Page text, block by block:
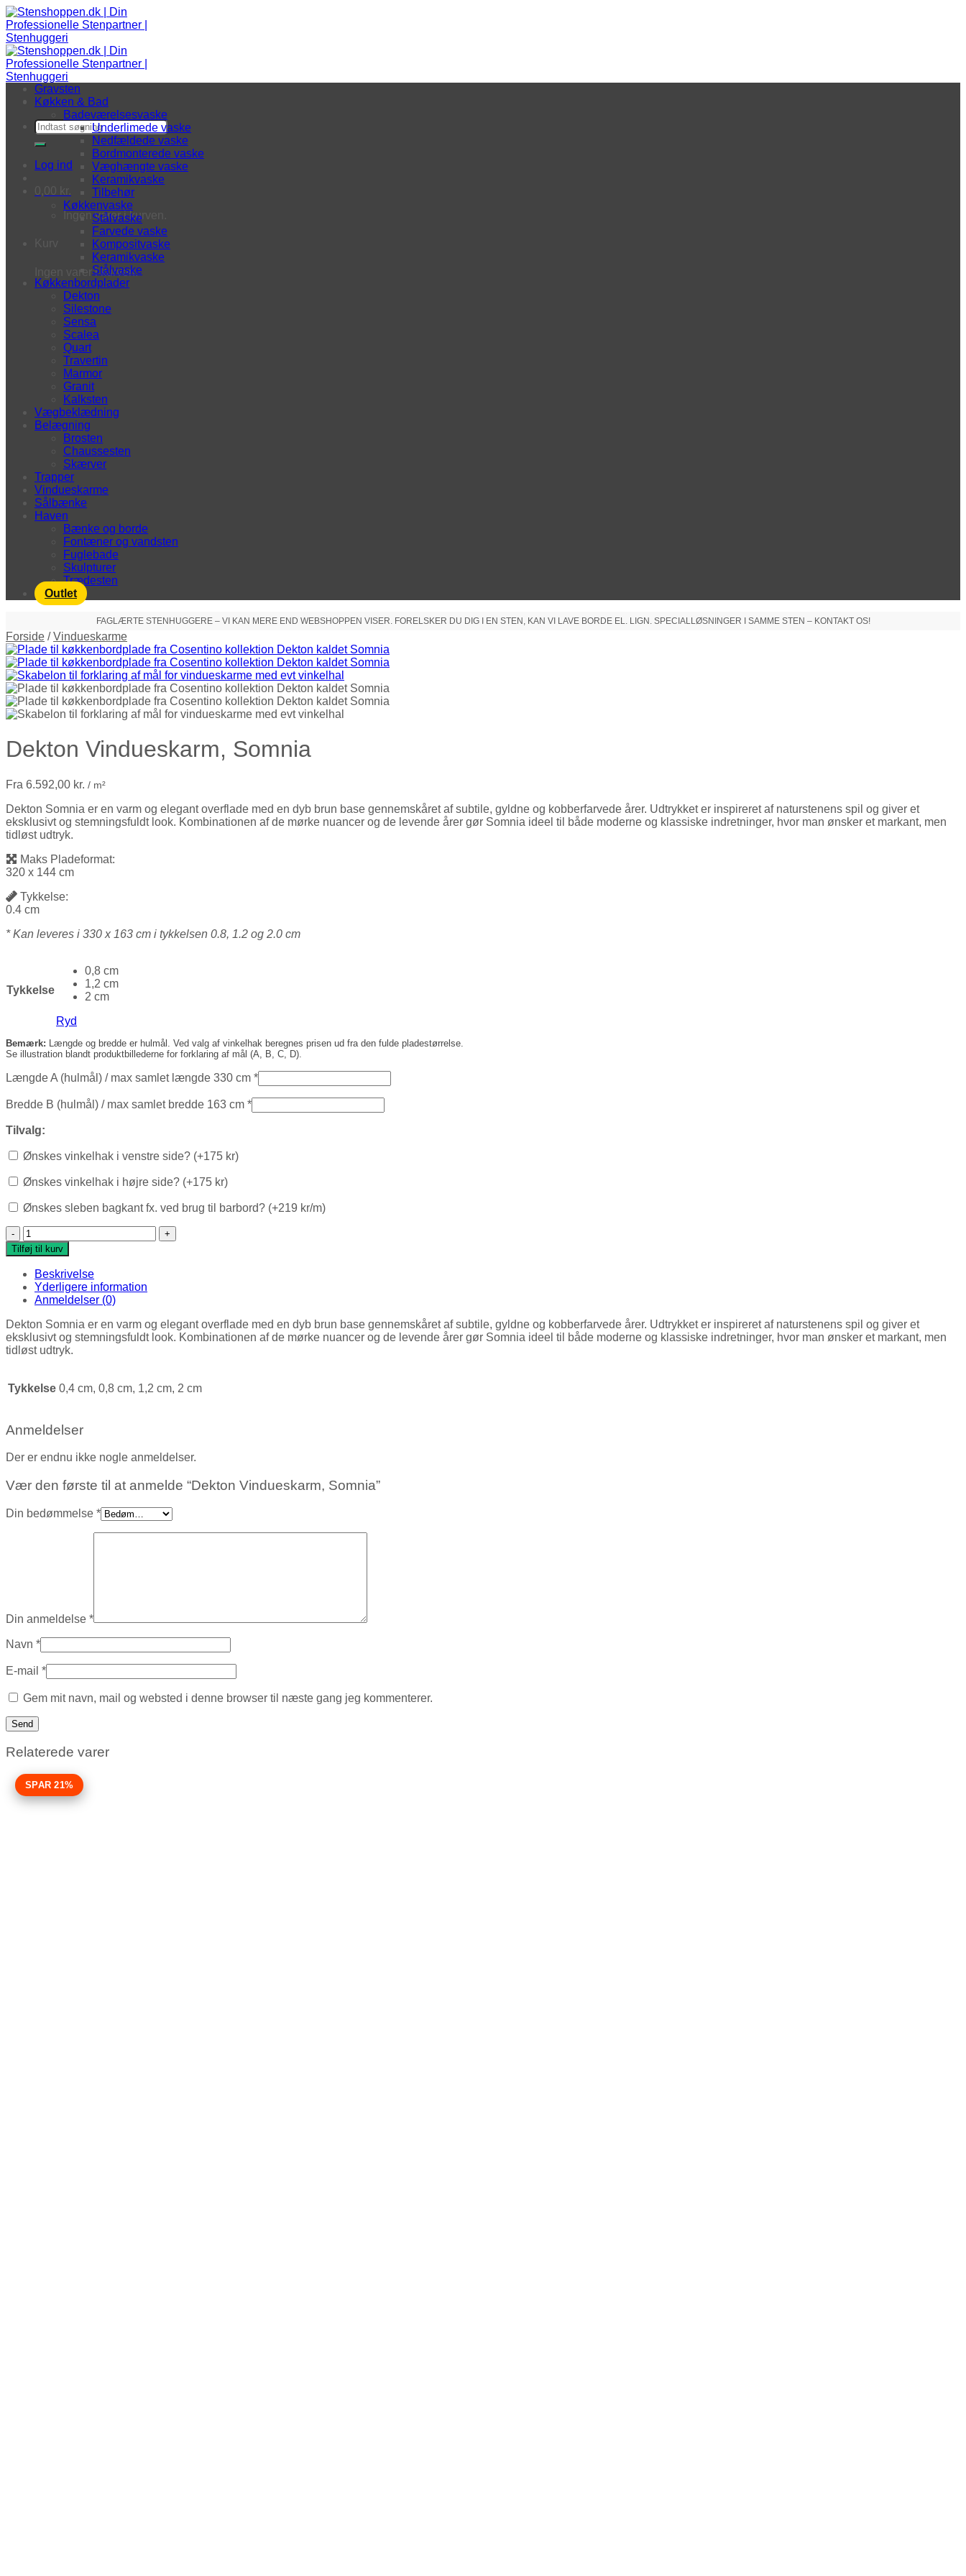
Fortsæt til indhold
Søg efter:
Log ind
Ingen varer i kurven.
Ingen varer i kurven.
Gravsten
Køkken & Bad
Badeværelsesvaske
Underlimede vaske
Nedfældede vaske
Bordmonterede vaske
Væghængte vaske
Keramikvaske
Tilbehør
Køkkenvaske
Stålvaske
Farvede vaske
Kompositvaske
Keramikvaske
Stålvaske
Køkkenbordplader
Dekton
Silestone
Sensa
Scalea
Quart
Travertin
Marmor
Granit
Kalksten
Vægbeklædning
Belægning
Brosten
Chaussesten
Skærver
Trapper
Vindueskarme
Sålbænke
Haven
Bænke og borde
Fontæner og vandsten
Fuglebade
Skulpturer
Trædesten
Outlet
FAGLÆRTE STENHUGGERE – VI KAN MERE END WEBSHOPPEN VISER. FORELSKER DU DIG I EN STEN, KAN VI LAVE BORDE EL. LIGN. SPECIALLØSNINGER I SAMME STEN – KONTAKT OS!
Forside / Vindueskarme
Dekton Vindueskarm, Somnia
Fra 6.592,00 kr. / m²
Dekton Somnia er en varm og elegant overflade med en dyb brun base gennemskåret af subtile, gyldne og kobberfarvede årer. Udtrykket er inspireret af naturstenens spil og giver et
eksklusivt og stemningsfuldt look. Kombinationen af de mørke nuancer og de levende årer gør Somnia ideel til både moderne og klassiske indretninger, hvor man ønsker et markant, men
tidløst udtryk.
Maks Pladeformat:
320 x 144 cm
Tykkelse:
0.4 cm
* Kan leveres i 330 x 163 cm i tykkelsen 0.8, 1.2 og 2.0 cm
Tykkelse
0,8 cm
1,2 cm
2 cm
Ryd
Bemærk: Længde og bredde er hulmål. Ved valg af vinkelhak beregnes prisen ud fra den fulde pladestørrelse.
Se illustration blandt produktbillederne for forklaring af mål (A, B, C, D).
Længde A (hulmål) / max samlet længde 330 cm *
Bredde B (hulmål) / max samlet bredde 163 cm *
Tilvalg:
Ønskes vinkelhak i venstre side? (+175 kr)
Ønskes vinkelhak i højre side? (+175 kr)
Ønskes sleben bagkant fx. ved brug til barbord? (+219 kr/m)
Dekton Vindueskarm, Somnia antal
Tilføj til kurv
Beskrivelse
Yderligere information
Anmeldelser (0)
Dekton Somnia er en varm og elegant overflade med en dyb brun base gennemskåret af subtile, gyldne og kobberfarvede årer. Udtrykket er inspireret af naturstenens spil og giver et
eksklusivt og stemningsfuldt look. Kombinationen af de mørke nuancer og de levende årer gør Somnia ideel til både moderne og klassiske indretninger, hvor man ønsker et markant, men
tidløst udtryk.
Tykkelse 0,4 cm, 0,8 cm, 1,2 cm, 2 cm
Anmeldelser
Der er endnu ikke nogle anmeldelser.
Vær den første til at anmelde “Dekton Vindueskarm, Somnia”
Din bedømmelse *
Din anmeldelse *
Navn *
E-mail *
Gem mit navn, mail og websted i denne browser til næste gang jeg kommenterer.
Relaterede varer
SPAR 21%